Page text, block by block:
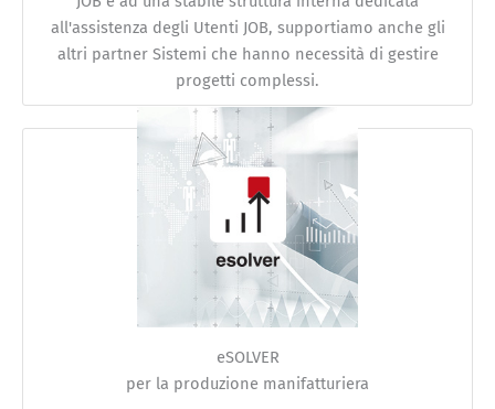
all'assistenza degli Utenti JOB, supportiamo anche gli
altri partner Sistemi che hanno necessità di gestire
progetti complessi.
eSOLVER
per la produzione manifatturiera